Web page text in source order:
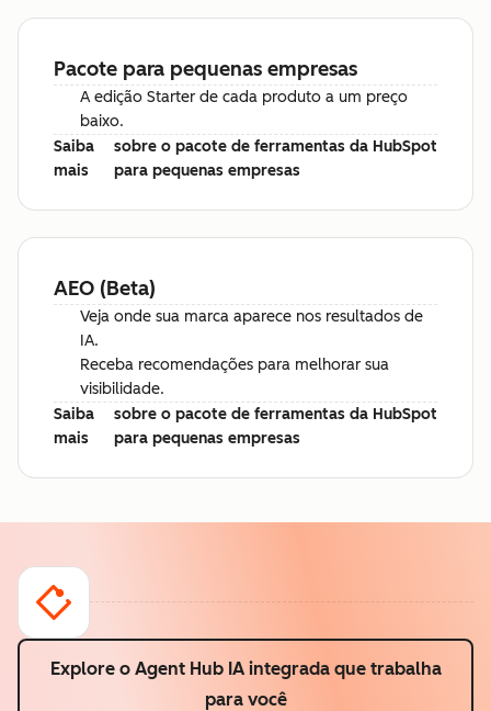
Pacote para pequenas empresas
A edição Starter de cada produto a um preço
baixo.
Saiba
mais
sobre o pacote de ferramentas da HubSpot
para pequenas empresas
AEO (Beta)
Veja onde sua marca aparece nos resultados de
IA.
Receba recomendações para melhorar sua
visibilidade.
Saiba
mais
sobre o pacote de ferramentas da HubSpot
para pequenas empresas
Explore o Agent Hub IA integrada que trabalha
para você